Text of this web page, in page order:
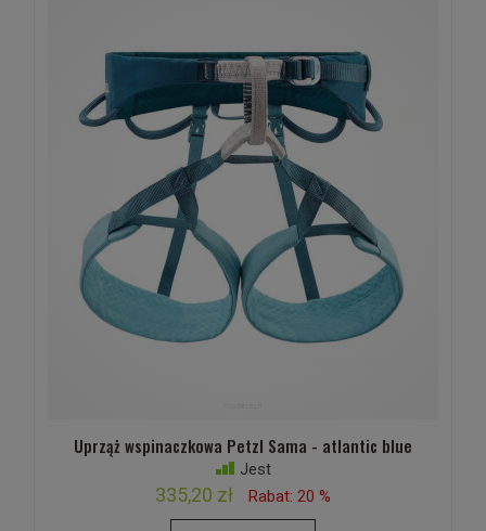
Uprząż wspinaczkowa Petzl Sama - atlantic blue
Jest
335,20 zł Rabat: 20 %